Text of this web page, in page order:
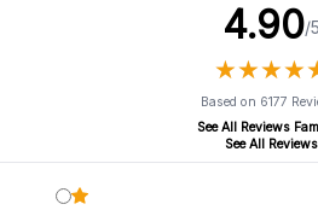
4.90/5
★★★★
★★★★
Based on 6177
See All Reviews
See All Reviews